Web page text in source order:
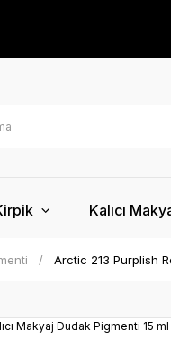
Kalıcı
Arctic 213 Purplish